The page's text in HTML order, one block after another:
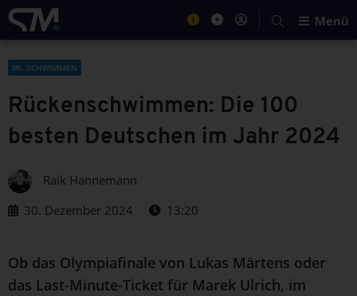
Menü
SCHWIMMEN
Rückenschwimmen: Die 100
besten Deutschen im Jahr 2024
Raik Hannemann
30. Dezember 2024
13:20
Ob das Olympiafinale von Lukas Märtens oder
das Last-Minute-Ticket für Marek Ulrich, im